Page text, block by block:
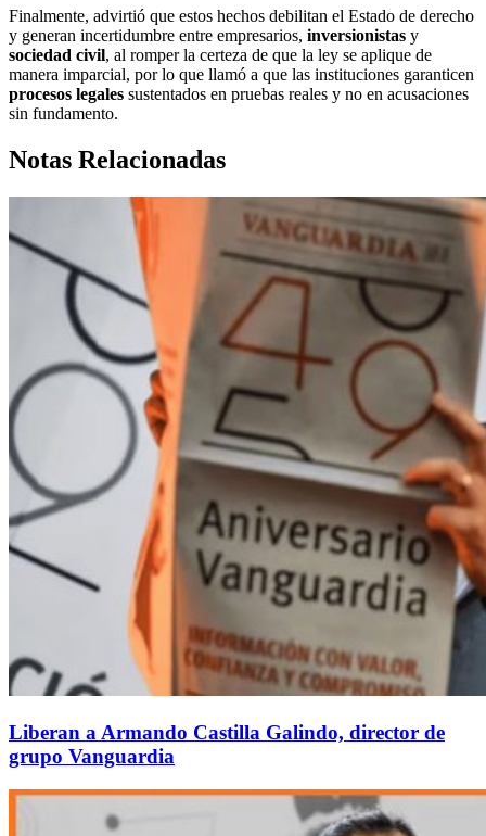
Finalmente, advirtió que estos hechos debilitan el Estado de derecho
y generan incertidumbre entre empresarios, inversionistas y
sociedad civil, al romper la certeza de que la ley se aplique de
manera imparcial, por lo que llamó a que las instituciones garanticen
procesos legales sustentados en pruebas reales y no en acusaciones
sin fundamento.
Notas Relacionadas
Liberan a Armando Castilla Galindo, director de
grupo Vanguardia